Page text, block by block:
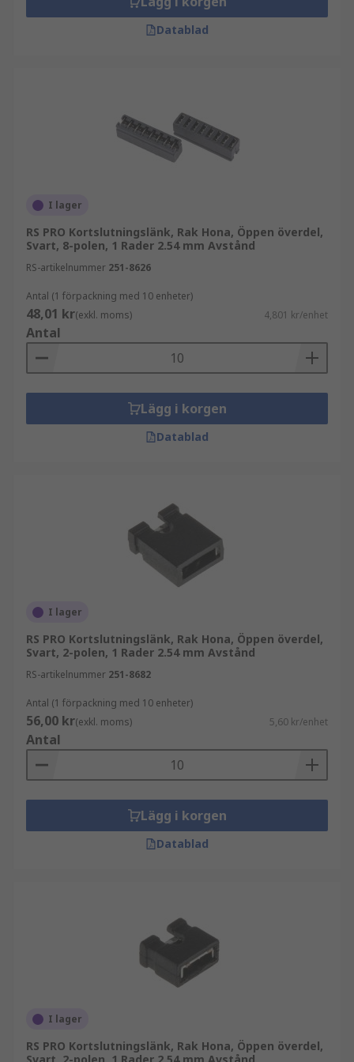
tryggt val för både utveckling och produktion.
PCB-kontaktdon
Kablar och ledningar
Hitta rätt byglar hos RS
Hos oss på RS Components får du tillgång till ett
brett sortiment, snabb leverans och teknisk
expertis. Utforska våra byglar och shuntar och
välj en lösning som passar din applikation.
Datablad
I lager
RS PRO Kortslutningslänk, Rak Hona, Öppen överdel,
Svart, 8-polen, 1 Rader 2.54 mm Avstånd
RS-artikelnummer 251-8626
Antal (1 förpackning med 10 enheter)
48,01 kr(exkl. moms) 4,801 kr/enhet
Antal
Lägg i korgen
Datablad
I lager
RS PRO Kortslutningslänk, Rak Hona, Öppen överdel,
Svart, 2-polen, 1 Rader 2.54 mm Avstånd
RS-artikelnummer 251-8682
Antal (1 förpackning med 10 enheter)
56,00 kr(exkl. moms) 5,60 kr/enhet
Antal
Lägg i korgen
Datablad
I lager
RS PRO Kortslutningslänk, Rak Hona, Öppen överdel,